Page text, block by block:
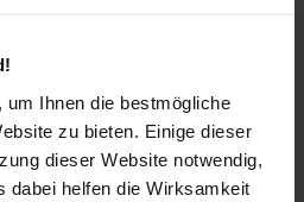
Ihnen die bestmögliche
zu bieten. Einige dieser
dieser Website notwendig,
dabei helfen die Wirksamkeit
gives growing dogs the best
of their lives. It provides
nutrition and is rich in fresh
love it. This crunchy dry food is